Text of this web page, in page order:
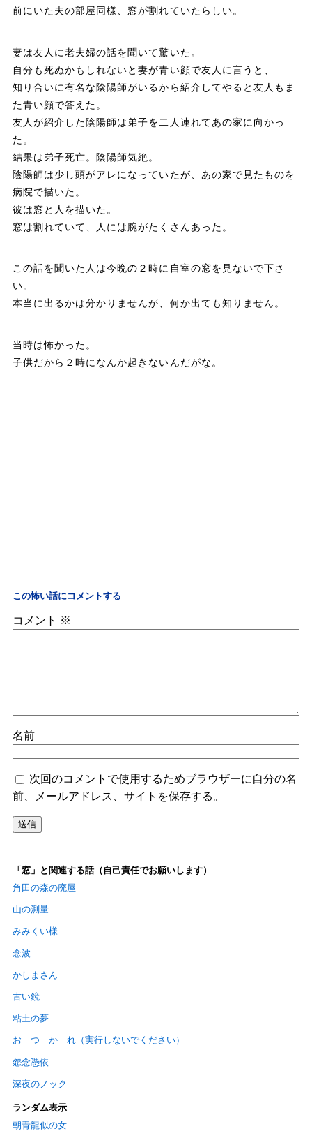
前にいた夫の部屋同様、窓が割れていたらしい。
妻は友人に老夫婦の話を聞いて驚いた。
自分も死ぬかもしれないと妻が青い顔で友人に言うと、
知り合いに有名な陰陽師がいるから紹介してやると友人もま
た青い顔で答えた。
友人が紹介した陰陽師は弟子を二人連れてあの家に向かっ
た。
結果は弟子死亡。陰陽師気絶。
陰陽師は少し頭がアレになっていたが、あの家で見たものを
病院で描いた。
彼は窓と人を描いた。
窓は割れていて、人には腕がたくさんあった。
この話を聞いた人は今晩の２時に自室の窓を見ないで下さ
い。
本当に出るかは分かりませんが、何か出ても知りません。
当時は怖かった。
子供だから２時になんか起きないんだがな。
この怖い話にコメントする
コメント ※
名前
次回のコメントで使用するためブラウザーに自分の名
前、メールアドレス、サイトを保存する。
「窓」と関連する話（自己責任でお願いします）
角田の森の廃屋
山の測量
みみくい様
念波
かしまさん
古い鏡
粘土の夢
お つ か れ（実行しないでください）
怨念憑依
深夜のノック
ランダム表示
朝青龍似の女